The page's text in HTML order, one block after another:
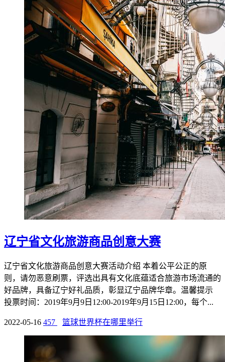
辽宁省文化旅游商品创意大赛
辽宁省文化旅游商品创意大赛活动介绍 本着公平公正的原
则，请勿恶意刷票，评选出具有文化底蕴适合旅游市场流通的
好品牌，具备辽宁好礼品质，彰显辽宁品牌华章。温馨提示
投票时间：2019年9月9日12:00-2019年9月15日12:00，每个...
2022-05-16 457 篮球世界杯在哪里举行